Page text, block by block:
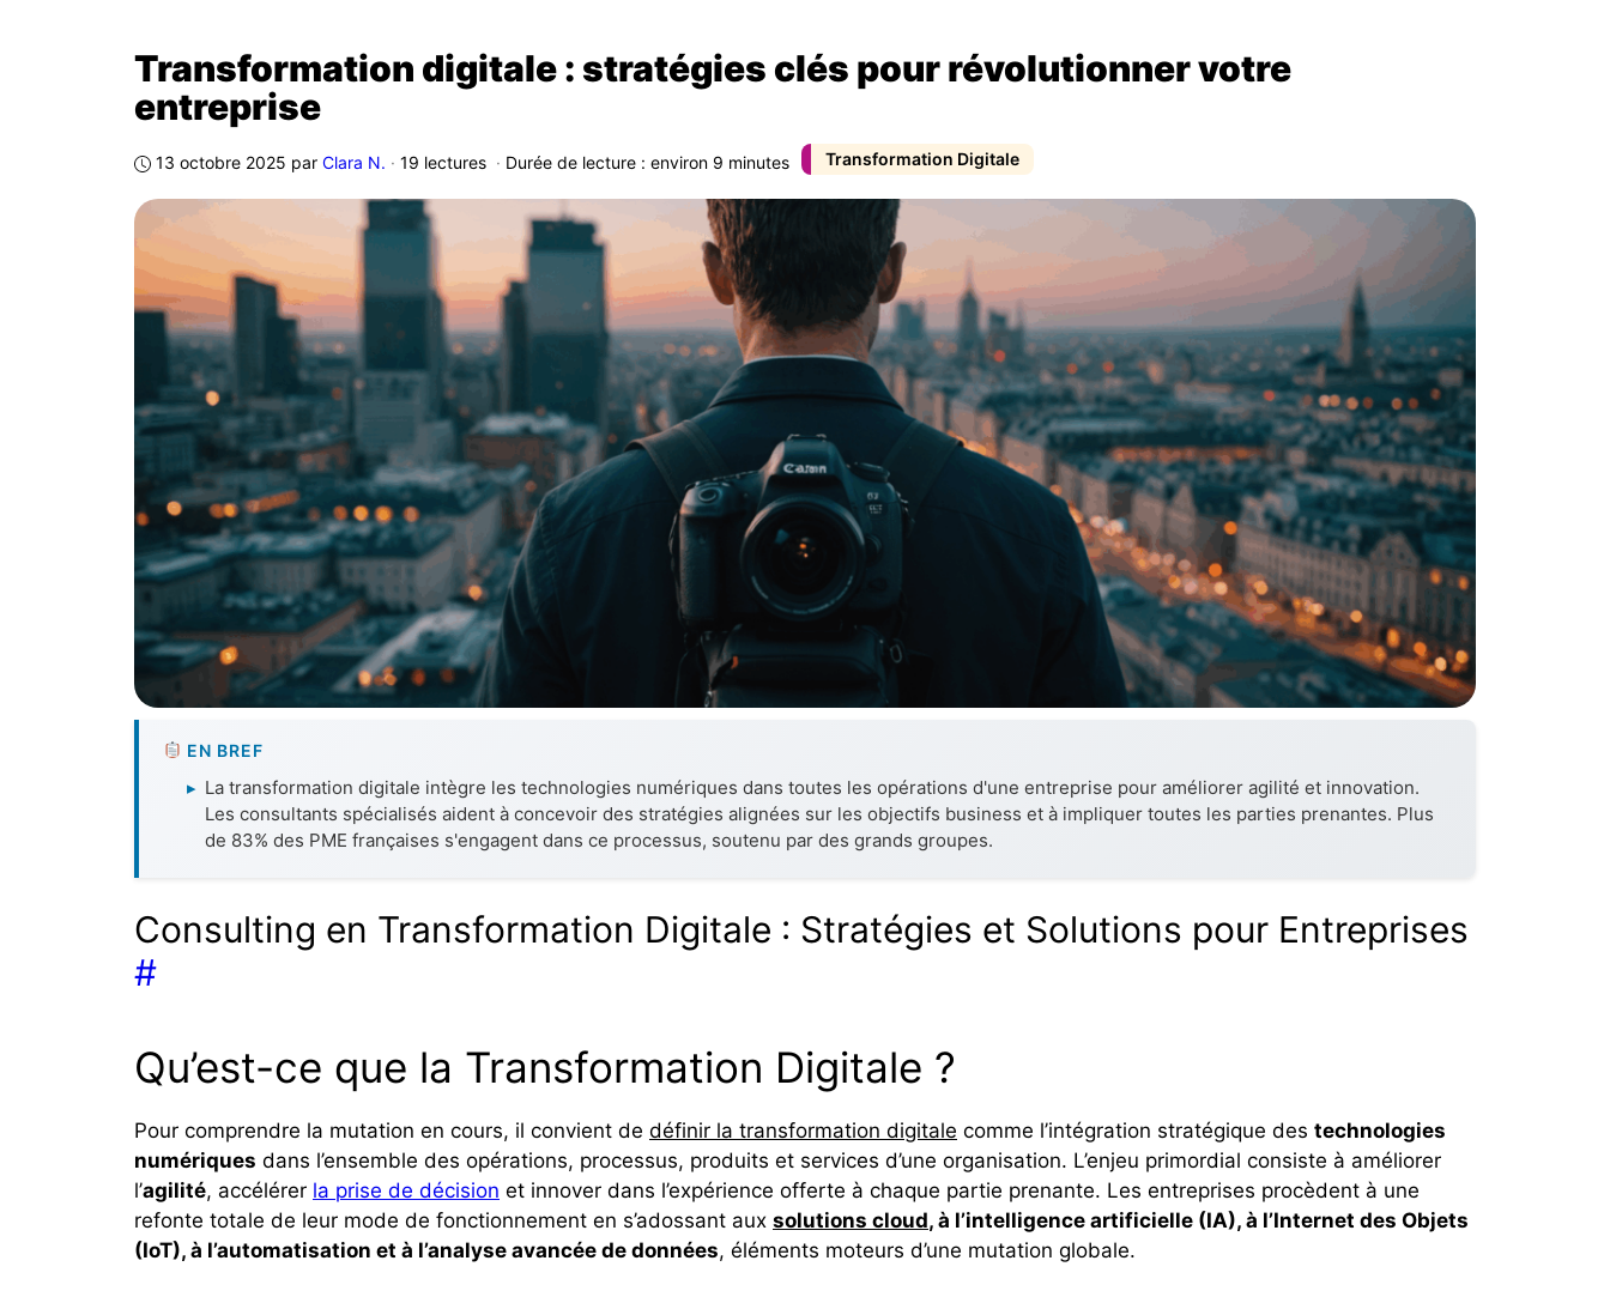
Transformation Digitale
Transformation digitale : stratégies clés pour révolutionner votre
entreprise
13 octobre 2025 par Clara N. · 19 lectures · Durée de lecture : environ 9 minutes
EN BREF
▸ La transformation digitale intègre les technologies numériques dans toutes les opérations d'une entreprise pour améliorer agilité et innovation.
Les consultants spécialisés aident à concevoir des stratégies alignées sur les objectifs business et à impliquer toutes les parties prenantes. Plus
de 83% des PME françaises s'engagent dans ce processus, soutenu par des grands groupes.
Consulting en Transformation Digitale : Stratégies et Solutions pour Entreprises
#
Qu’est-ce que la Transformation Digitale ?
Pour comprendre la mutation en cours, il convient de définir la transformation digitale comme l’intégration stratégique des technologies
numériques dans l’ensemble des opérations, processus, produits et services d’une organisation. L’enjeu primordial consiste à améliorer
l’agilité, accélérer la prise de décision et innover dans l’expérience offerte à chaque partie prenante. Les entreprises procèdent à une
refonte totale de leur mode de fonctionnement en s’adossant aux solutions cloud, à l’intelligence artificielle (IA), à l’Internet des Objets
(IoT), à l’automatisation et à l’analyse avancée de données, éléments moteurs d’une mutation globale.